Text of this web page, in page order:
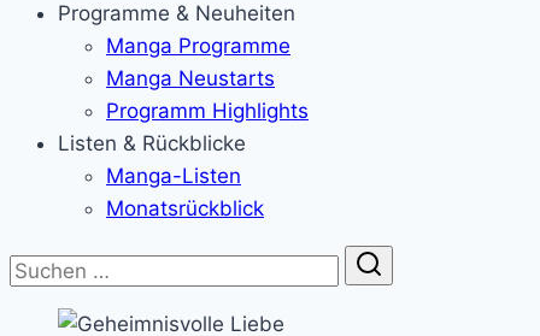
Programme & Neuheiten
Manga Programme
Manga Neustarts
Programm Highlights
Listen & Rückblicke
Manga-Listen
Monatsrückblick
Suche